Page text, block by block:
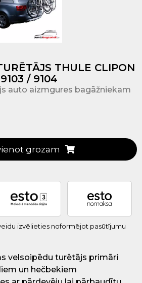
THULE CLIPON
9103 / 9104
auto aizmgures bagāžniekam
grozam
izvēlieties noformējot pasūtījumu
velsoipēdu turētājs primāri
un hečbekiem